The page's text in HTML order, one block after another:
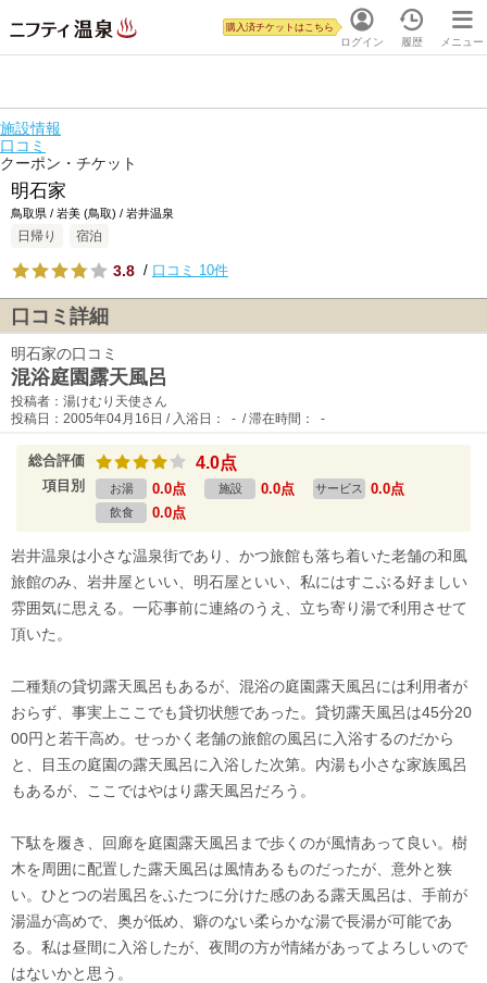
ログイン
購入済チケットはこちら
履歴 メニュー
施設情報
口コミ
クーポン・チケット
明石家
鳥取県 / 岩美 (鳥取) / 岩井温泉
日帰り 宿泊
3.8 / 口コミ 10件
口コミ詳細
明石家の口コミ
混浴庭園露天風呂
投稿者：湯けむり天使さん
投稿日：2005年04月16日 / 入浴日： - / 滞在時間： -
総合評価 4.0点
項目別 お湯 0.0点 施設 0.0点 サービス 0.0点
飲食 0.0点
岩井温泉は小さな温泉街であり、かつ旅館も落ち着いた老舗の和風
旅館のみ、岩井屋といい、明石屋といい、私にはすこぶる好ましい
雰囲気に思える。一応事前に連絡のうえ、立ち寄り湯で利用させて
頂いた。
二種類の貸切露天風呂もあるが、混浴の庭園露天風呂には利用者が
おらず、事実上ここでも貸切状態であった。貸切露天風呂は45分20
00円と若干高め。せっかく老舗の旅館の風呂に入浴するのだから
と、目玉の庭園の露天風呂に入浴した次第。内湯も小さな家族風呂
もあるが、ここではやはり露天風呂だろう。
下駄を履き、回廊を庭園露天風呂まで歩くのが風情あって良い。樹
木を周囲に配置した露天風呂は風情あるものだったが、意外と狭
い。ひとつの岩風呂をふたつに分けた感のある露天風呂は、手前が
湯温が高めで、奥が低め、癖のない柔らかな湯で長湯が可能であ
る。私は昼間に入浴したが、夜間の方が情緒があってよろしいので
はないかと思う。